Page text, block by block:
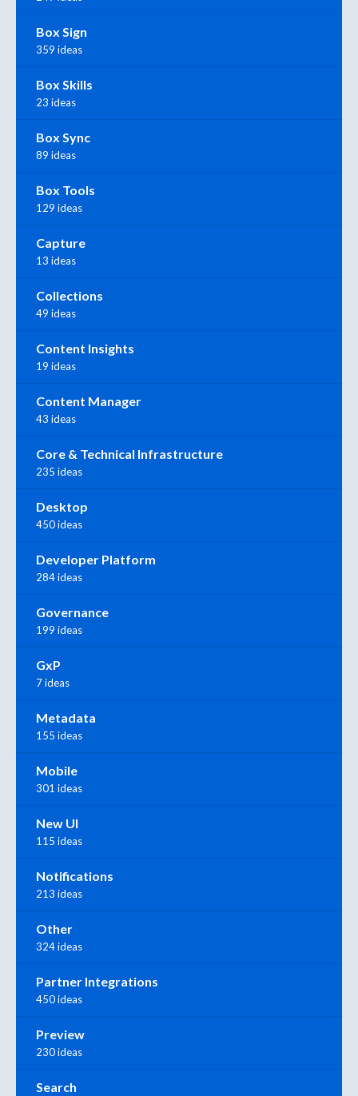
Box Sign
359 ideas
Box Skills
23 ideas
Box Sync
89 ideas
Box Tools
129 ideas
Capture
13 ideas
Collections
49 ideas
Content Insights
19 ideas
Content Manager
43 ideas
Core & Technical Infrastructure
235 ideas
Desktop
450 ideas
Developer Platform
284 ideas
Governance
199 ideas
GxP
7 ideas
Metadata
155 ideas
Mobile
301 ideas
New UI
115 ideas
Notifications
213 ideas
Other
324 ideas
Partner Integrations
450 ideas
Preview
230 ideas
Search